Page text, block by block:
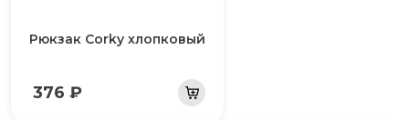
Рюкзак Corky хлопковый
376 ₽